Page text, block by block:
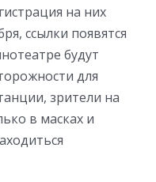
на них
ссылки появятся
будут
для
зрители на
в масках и